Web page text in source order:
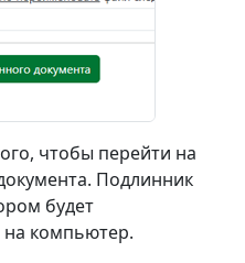
чтобы перейти на
Подлинник
будет
на компьютер.